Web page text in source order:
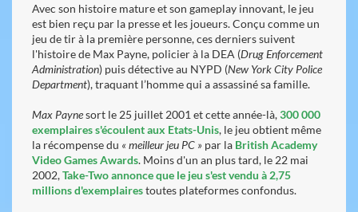
Avec son histoire mature et son gameplay innovant, le jeu
est bien reçu par la presse et les joueurs. Conçu comme un
jeu de tir à la première personne, ces derniers suivent
l'histoire de Max Payne, policier à la DEA (Drug Enforcement
Administration) puis détective au NYPD (New York City Police
Department), traquant l’homme qui a assassiné sa famille.
Max Paynesort le 25 juillet 2001 et cette année-là,300 000
exemplaires s'écoulent aux Etats-Unis, le jeu obtient même
la récompense du « meilleur jeu PC » par la British Academy
Video Games Awards. Moins d'un an plus tard, le 22 mai
2002,Take-Two annonce que le jeu s'est vendu à 2,75
millions d'exemplairestoutes plateformes confondus.